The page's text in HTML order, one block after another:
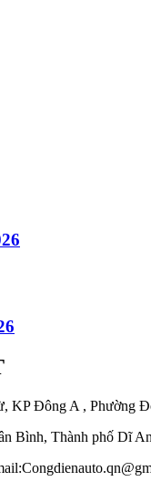
KP Đông A , Phường
Bình, Thành phố Dĩ